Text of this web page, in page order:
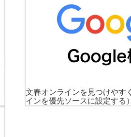
文春オンラインを見つけやす
インを優先ソースに設定する）